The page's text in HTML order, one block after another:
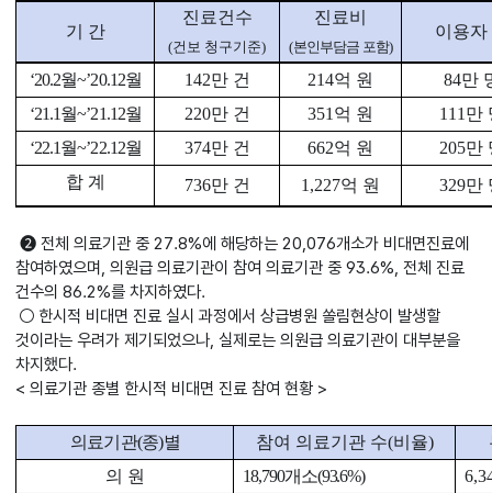
기 간
진료건수
(건보 청구기준)
진료비
(본인부담금 포함)
이용자
‘20.2월~’20.12월 142만 건 214억 원 84만
‘21.1월~’21.12월 220만 건 351 억 원 111 만
‘22.1월~’22.12월 374만 건 662억 원 205만
합 계
736만 건 1,227억 원 329만
➋ 전체 의료기관 중 27.8%에 해당하는 20,076개소가 비대면진료에
참여하였으며, 의원급 의료기관이 참여 의료기관 중 93.6%, 전체 진료
건수의 86.2%를 차지하였다.
○ 한시적 비대면 진료 실시 과정에서 상급병원 쏠림현상이 발생할
것이라는 우려가 제기되었으나, 실제로는 의원급 의료기관이 대부분을
차지했다.
< 의료기관 종별 한시적 비대면 진료 참여 현황 >
의료기관(종)별 참여 의료기관 수(비율)
의 원
18,790개소(93.6%)